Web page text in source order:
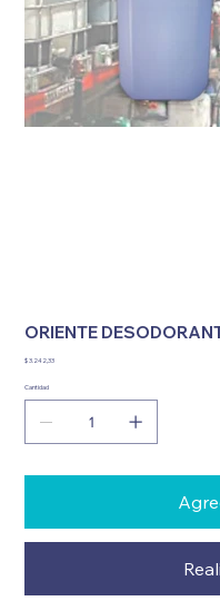
ORIENTE
Precio
$ 3.242,33
Cantidad